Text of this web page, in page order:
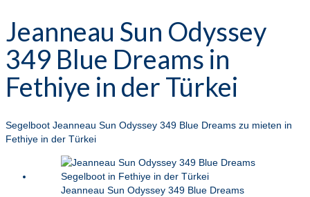
Jeanneau Sun Odyssey
349 Blue Dreams in
Fethiye in der Türkei
Segelboot Jeanneau Sun Odyssey 349 Blue Dreams zu mieten in
Fethiye in der Türkei
Jeanneau Sun Odyssey 349 Blue Dreams